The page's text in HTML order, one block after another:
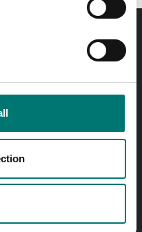
vi samma dag! Gäller
över 2000kr exkl. moms.